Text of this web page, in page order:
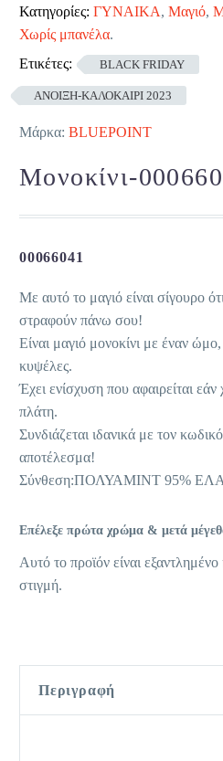
Κατηγορίες: ΓΥΝΑΙΚΑ, Μαγιό,
Χωρίς μπανέλα.
Ετικέτες:
BLACK FRIDAY
ΑΝΟΙΞΗ-ΚΑΛΟΚΑΙΡΙ 2023
Μάρκα: BLUEPOINT
Μονοκίνι-
00066041
Με αυτό το μαγιό είναι σίγουρο
στραφούν πάνω σου!
Είναι μαγιό μονοκίνι με έναν
κυψέλες.
Έχει ενίσχυση που αφαιρείται εάν
πλάτη.
Συνδιάζεται ιδανικά με τον
αποτέλεσμα!
Σύνθεση:ΠΟΛΥΑΜΙΝΤ 95%
Επέλεξε πρώτα χρώμα & μετά
Αυτό το προϊόν είναι
στιγμή.
Περιγραφή